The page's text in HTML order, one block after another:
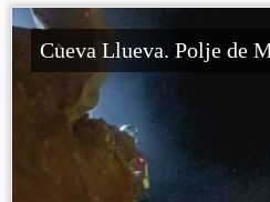
Cueva Llueva. Polje de